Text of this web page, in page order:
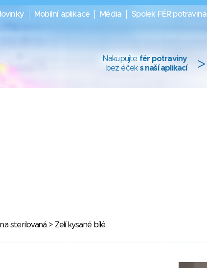
Mobilní aplikace Média Spolek FÉR potravina
Nakupujte fér potraviny
bez éček s naší aplikací >
sterilovaná > Zelí kysané bílé